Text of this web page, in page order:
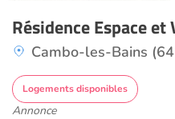
Résidence Espace
Cambo-les-Bains
Logements disponibles
Annonce